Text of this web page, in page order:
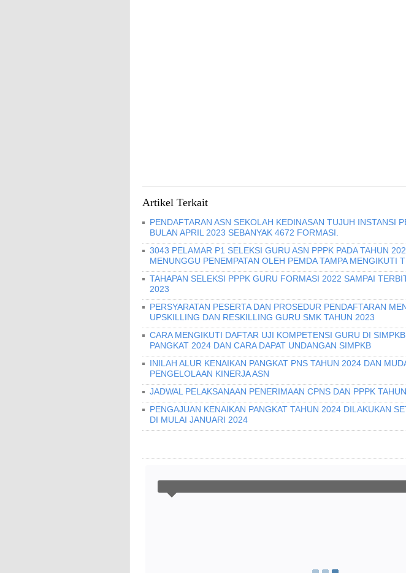
Artikel Terkait
PENDAFTARAN ASN SEKOLAH KEDINASAN TUJUH INSTANSI
BULAN APRIL 2023 SEBANYAK 4672 FORMASI.
3043 PELAMAR P1 SELEKSI GURU ASN PPPK PADA TAHUN
MENUNGGU PENEMPATAN OLEH PEMDA TAMPA MENGIKUTI
TAHAPAN SELEKSI PPPK GURU FORMASI 2022 SAMPAI
2023
PERSYARATAN PESERTA DAN PROSEDUR PENDAFTARAN
UPSKILLING DAN RESKILLING GURU SMK TAHUN 2023
CARA MENGIKUTI DAFTAR UJI KOMPETENSI GURU DI
PANGKAT 2024 DAN CARA DAPAT UNDANGAN SIMPKB
INILAH ALUR KENAIKAN PANGKAT PNS TAHUN 2024 DAN
PENGELOLAAN KINERJA ASN
JADWAL PELAKSANAAN PENERIMAAN CPNS DAN PPPK
PENGAJUAN KENAIKAN PANGKAT TAHUN 2024 DILAKUKAN
DI MULAI JANUARI 2024